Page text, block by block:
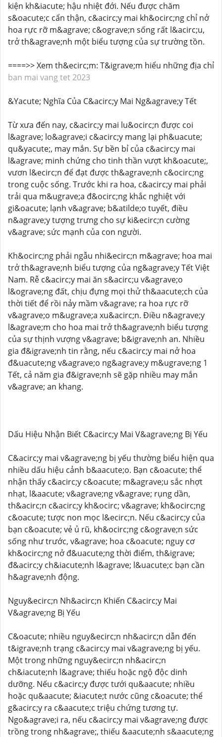
kiện kh&iacute; hậu nhiệt đới. Nếu được chăm
s&oacute;c cẩn thận, c&acirc;y mai kh&ocirc;ng chỉ nở
hoa rực rỡ m&agrave; c&ograve;n sống rất l&acirc;u,
trở th&agrave;nh một biểu tượng của sự trường tồn.
====>> Xem th&ecirc;m: T&igrave;m hiểu những địa chỉ
ban mai vang tet 2023
&Yacute; Nghĩa Của C&acirc;y Mai Ng&agrave;y Tết
Từ xưa đến nay, c&acirc;y mai lu&ocirc;n được coi
l&agrave; lo&agrave;i c&acirc;y mang lại ph&uacute;
qu&yacute;, may mắn. Sự bền bỉ của c&acirc;y mai
l&agrave; minh chứng cho tinh thần vượt kh&oacute;,
vươn l&ecirc;n để đạt được th&agrave;nh c&ocirc;ng
trong cuộc sống. Trước khi ra hoa, c&acirc;y mai phải
trải qua m&ugrave;a đ&ocirc;ng khắc nghiệt với
gi&oacute; lạnh v&agrave; b&atilde;o tuyết, điều
n&agrave;y tượng trưng cho sự ki&ecirc;n cường
v&agrave; sức mạnh của con người.
Kh&ocirc;ng phải ngẫu nhi&ecirc;n m&agrave; hoa mai
trở th&agrave;nh biểu tượng của ng&agrave;y Tết Việt
Nam. Rễ c&acirc;y mai ăn s&acirc;u v&agrave;o
l&ograve;ng đất, chịu đựng mọi thử th&aacute;ch của
thời tiết để rồi nảy mầm v&agrave; ra hoa rực rỡ
v&agrave;o m&ugrave;a xu&acirc;n. Điều n&agrave;y
l&agrave;m cho hoa mai trở th&agrave;nh biểu tượng
của sự thịnh vượng v&agrave; b&igrave;nh an. Nhiều
gia đ&igrave;nh tin rằng, nếu c&acirc;y mai nở hoa
đ&uacute;ng v&agrave;o ng&agrave;y m&ugrave;ng 1
Tết, cả năm gia đ&igrave;nh sẽ gặp nhiều may mắn
v&agrave; an khang.
Dấu Hiệu Nhận Biết C&acirc;y Mai V&agrave;ng Bị Yếu
C&acirc;y mai v&agrave;ng bị yếu thường biểu hiện qua
nhiều dấu hiệu cảnh b&aacute;o. Bạn c&oacute; thể
nhận thấy c&acirc;y c&oacute; m&agrave;u sắc nhợt
nhạt, l&aacute; v&agrave;ng v&agrave; rụng dần,
th&acirc;n c&acirc;y kh&ocirc; v&agrave; kh&ocirc;ng
c&oacute; tược non mọc l&ecirc;n. Nếu c&acirc;y của
bạn c&oacute; vẻ ủ rũ, kh&ocirc;ng c&ograve;n sức
sống như trước, v&agrave; hoa c&oacute; nguy cơ
kh&ocirc;ng nở đ&uacute;ng thời điểm, th&igrave;
đ&acirc;y ch&iacute;nh l&agrave; l&uacute;c bạn cần
h&agrave;nh động.
Nguy&ecirc;n Nh&acirc;n Khiến C&acirc;y Mai
V&agrave;ng Bị Yếu
C&oacute; nhiều nguy&ecirc;n nh&acirc;n dẫn đến
t&igrave;nh trạng c&acirc;y mai v&agrave;ng bị yếu.
Một trong những nguy&ecirc;n nh&acirc;n
ch&iacute;nh l&agrave; thiếu hoặc ngộ độc dinh
dưỡng. Nếu c&acirc;y được tưới qu&aacute; nhiều
hoặc qu&aacute; &iacute;t nước cũng c&oacute; thể
g&acirc;y ra c&aacute;c triệu chứng tương tự.
Ngo&agrave;i ra, nếu c&acirc;y mai v&agrave;ng được
trồng trong nh&agrave;, thiếu &aacute;nh s&aacute;ng